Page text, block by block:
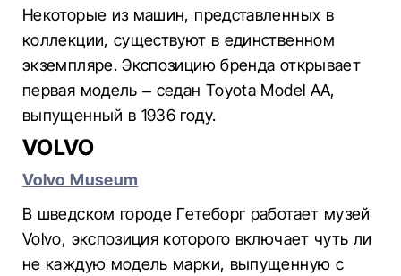
Некоторые из машин, представленных в
коллекции, существуют в единственном
экземпляре. Экспозицию бренда открывает
первая модель – седан Toyota Model AA,
выпущенный в 1936 году.
VOLVO
Volvo Museum
В шведском городе Гетеборг работает музей
Volvo, экспозиция которого включает чуть ли
не каждую модель марки, выпущенную с